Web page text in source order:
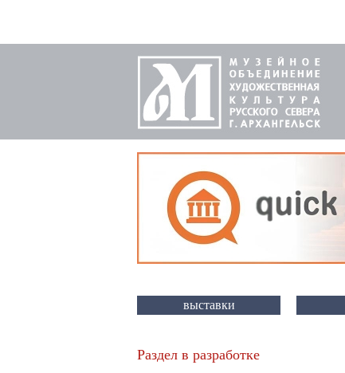
выставки
Раздел в разработке